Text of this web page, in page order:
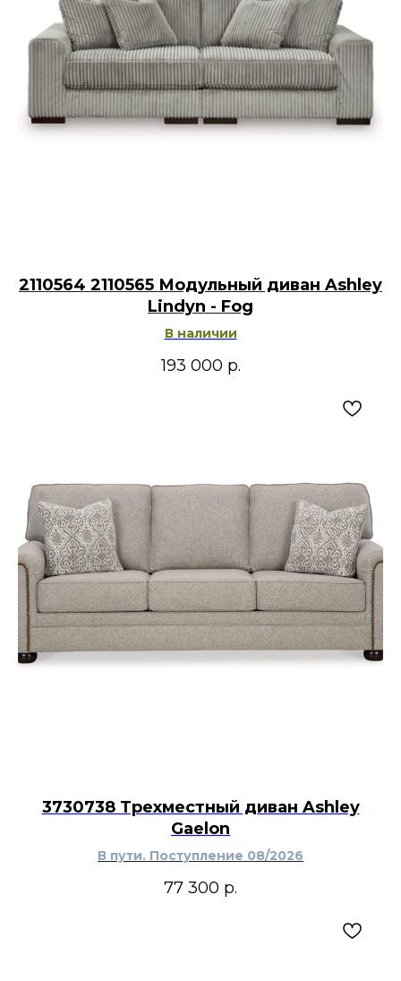
2110564 2110565 Модульный диван Ashley
Lindyn - Fog
В наличии
193 000 р.
3730738 Трехместный диван Ashley
Gaelon
В пути. Поступление 08/2026
77 300 р.